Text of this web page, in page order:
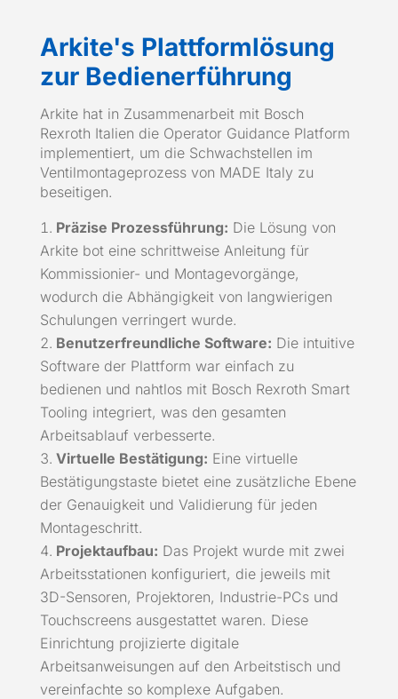
Arkite's Plattformlösung
zur Bedienerführung
Arkite hat in Zusammenarbeit mit Bosch
Rexroth Italien die Operator Guidance Platform
implementiert, um die Schwachstellen im
Ventilmontageprozess von MADE Italy zu
beseitigen.
Präzise Prozessführung: Die Lösung von
Arkite bot eine schrittweise Anleitung für
Kommissionier- und Montagevorgänge,
wodurch die Abhängigkeit von langwierigen
Schulungen verringert wurde.
Benutzerfreundliche Software: Die intuitive
Software der Plattform war einfach zu
bedienen und nahtlos mit Bosch Rexroth Smart
Tooling integriert, was den gesamten
Arbeitsablauf verbesserte.
Virtuelle Bestätigung: Eine virtuelle
Bestätigungstaste bietet eine zusätzliche Ebene
der Genauigkeit und Validierung für jeden
Montageschritt.
Projektaufbau: Das Projekt wurde mit zwei
Arbeitsstationen konfiguriert, die jeweils mit
3D-Sensoren, Projektoren, Industrie-PCs und
Touchscreens ausgestattet waren. Diese
Einrichtung projizierte digitale
Arbeitsanweisungen auf den Arbeitstisch und
vereinfachte so komplexe Aufgaben.